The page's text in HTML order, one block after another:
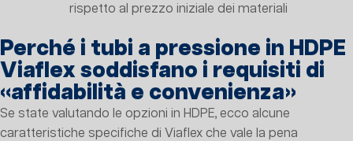
rispetto al prezzo iniziale dei materiali
Perché i tubi a pressione in HDPE
Viaflex soddisfano i requisiti di
«affidabilità e convenienza»
Se state valutando le opzioni in HDPE, ecco alcune
caratteristiche specifiche di Viaflex che vale la pena